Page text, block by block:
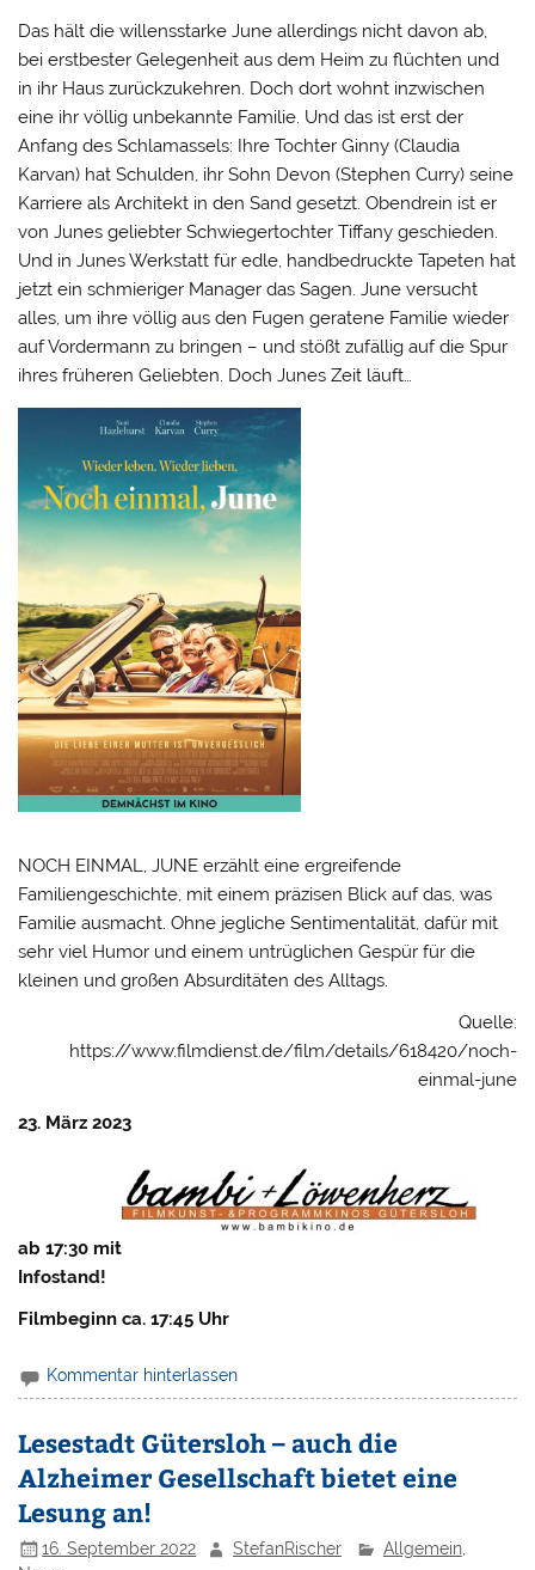
Das hält die willensstarke June allerdings nicht davon ab,
bei erstbester Gelegenheit aus dem Heim zu flüchten und
in ihr Haus zurückzukehren. Doch dort wohnt inzwischen
eine ihr völlig unbekannte Familie. Und das ist erst der
Anfang des Schlamassels: Ihre Tochter Ginny (Claudia
Karvan) hat Schulden, ihr Sohn Devon (Stephen Curry) seine
Karriere als Architekt in den Sand gesetzt. Obendrein ist er
von Junes geliebter Schwiegertochter Tiffany geschieden.
Und in Junes Werkstatt für edle, handbedruckte Tapeten hat
jetzt ein schmieriger Manager das Sagen. June versucht
alles, um ihre völlig aus den Fugen geratene Familie wieder
auf Vordermann zu bringen – und stößt zufällig auf die Spur
ihres früheren Geliebten. Doch Junes Zeit läuft…
NOCH EINMAL, JUNE erzählt eine ergreifende
Familiengeschichte, mit einem präzisen Blick auf das, was
Familie ausmacht. Ohne jegliche Sentimentalität, dafür mit
sehr viel Humor und einem untrüglichen Gespür für die
kleinen und großen Absurditäten des Alltags.
Quelle:
https://www.filmdienst.de/film/details/618420/noch-
einmal-june
23. März 2023
ab 17:30 mit
Infostand!
Filmbeginn ca. 17:45 Uhr
Kommentar hinterlassen
Lesestadt Gütersloh – auch die
Alzheimer Gesellschaft bietet eine
Lesung an!
16. September 2022 StefanRischer Allgemein,